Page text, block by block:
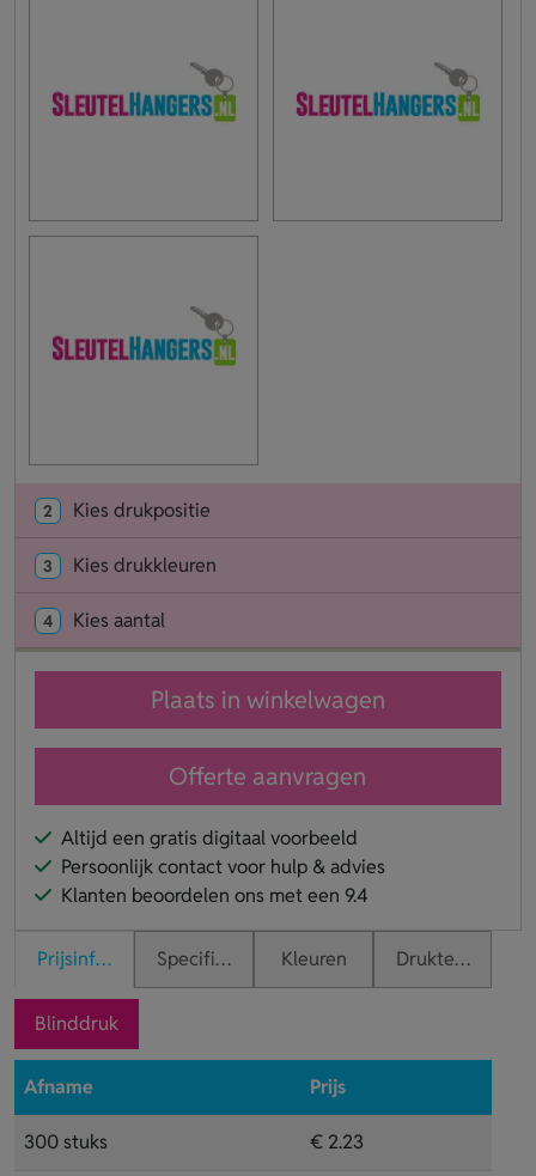
2 Kies drukpositie
3 Kies drukkleuren
4 Kies aantal
Plaats in winkelwagen
Offerte aanvragen
Altijd een gratis digitaal voorbeeld
Persoonlijk contact voor hulp & advies
Klanten beoordelen ons met een 9.4
PrijsinformatieSpecificaties Kleuren Druktechnieken
Blinddruk
Afname Prijs
300 stuks € 2.23